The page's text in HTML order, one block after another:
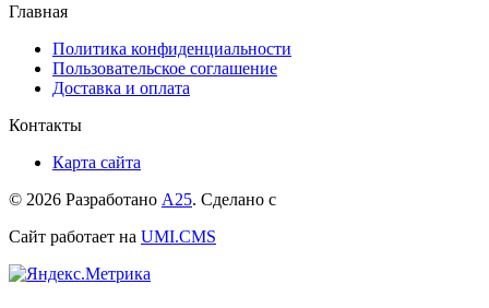
Главная
Политика конфиденциальности
Пользовательское соглашение
Доставка и оплата
Контакты
Карта сайта
© 2026 Разработано А25. Сделано с
Сайт работает на UMI.CMS